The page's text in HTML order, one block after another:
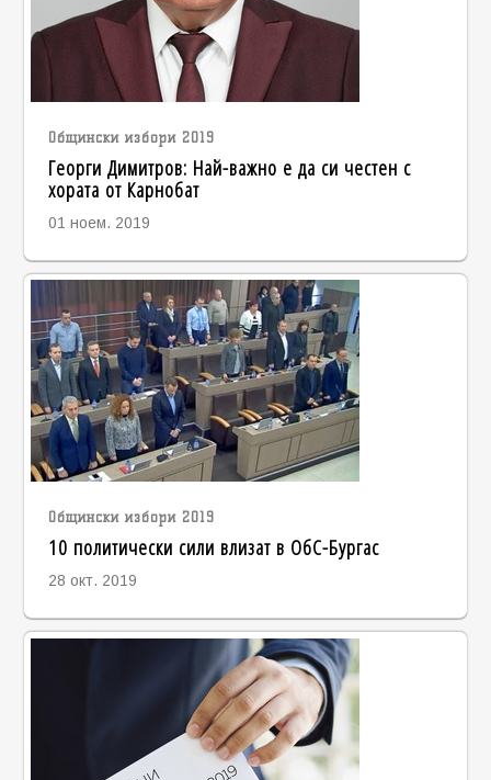
Общински избори 2019
Георги Димитров: Най-важно е да си честен с
хората от Карнобат
01 ноем. 2019
Общински избори 2019
10 политически сили влизат в ОбС-Бургас
28 окт. 2019